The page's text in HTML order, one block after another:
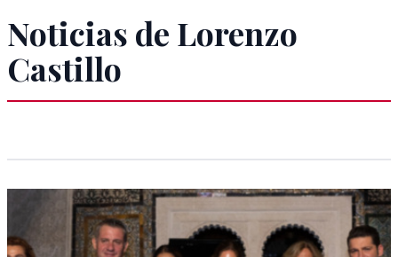
Noticias de Lorenzo
Castillo